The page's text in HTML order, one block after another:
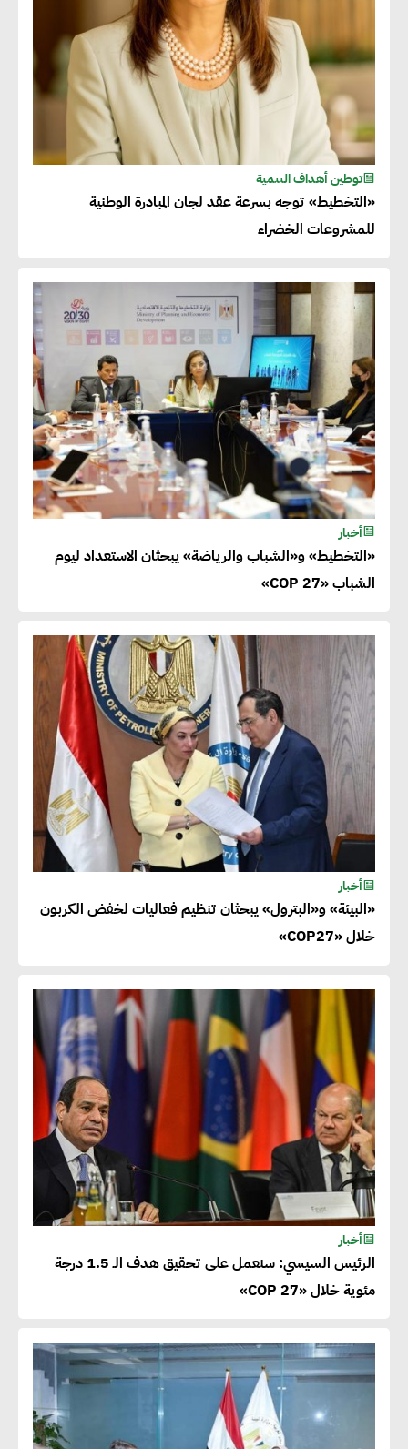
توطين أهداف التنمية
«التخطيط» توجه بسرعة عقد لجان المبادرة الوطنية
للمشروعات الخضراء
أخبار
«التخطيط» و«الشباب والرياضة» يبحثان الاستعداد ليوم
الشباب «COP 27»
أخبار
«البيئة» و«البترول» يبحثان تنظيم فعاليات لخفض الكربون
خلال «COP27»
أخبار
الرئيس السيسي: سنعمل على تحقيق هدف الـ 1.5 درجة
مئوية خلال «COP 27»